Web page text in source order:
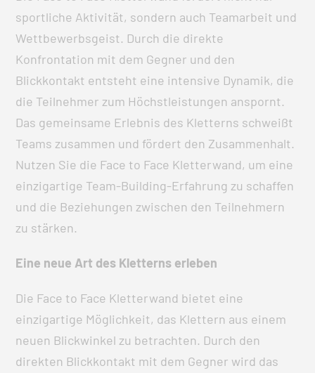
sportliche Aktivität, sondern auch Teamarbeit und
Wettbewerbsgeist. Durch die direkte
Konfrontation mit dem Gegner und den
Blickkontakt entsteht eine intensive Dynamik, die
die Teilnehmer zum Höchstleistungen anspornt.
Das gemeinsame Erlebnis des Kletterns schweißt
Teams zusammen und fördert den Zusammenhalt.
Nutzen Sie die Face to Face Kletterwand, um eine
einzigartige Team-Building-Erfahrung zu schaffen
und die Beziehungen zwischen den Teilnehmern
zu stärken.
Eine neue Art des Kletterns erleben
Die Face to Face Kletterwand bietet eine
einzigartige Möglichkeit, das Klettern aus einem
neuen Blickwinkel zu betrachten. Durch den
direkten Blickkontakt mit dem Gegner wird das